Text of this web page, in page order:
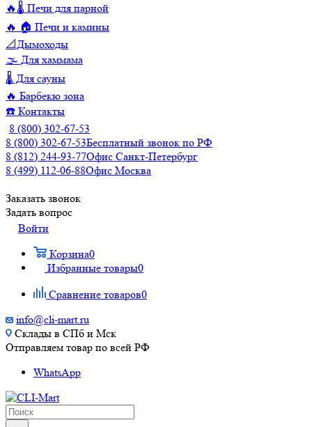
🔥🌡️ Печи для парной
🔥 🏠 Печи и камины
📐Дымоходы
🌫️ Для хаммама
🌡️ Для сауны
🔥 Барбекю зона
☎️ Контакты
8 (800) 302-67-53
8 (800) 302-67-53Бесплатный звонок по РФ
8 (812) 244-93-77Офис Санкт-Петербург
8 (499) 112-06-88Офис Москва
Заказать звонок
Задать вопрос
Войти
Корзина0
Избранные товары0
Сравнение товаров0
info@cli-mart.ru
Склады в СПб и Мск
Отправляем товар по всей РФ
WhatsApp